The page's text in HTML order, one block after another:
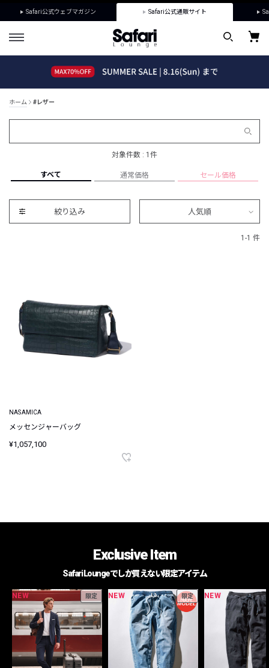
Safari公式ウェブマガジン Safari公式通販サイト
ホーム #レザー
対象件数 : 1件
すべて 通常価格 セール価格
絞り込み 人気順
1-1 件
NASAMICA
メッセンジャーバッグ
¥1,057,100
Exclusive Item
Safari Loungeでしか買えない限定アイテム
NEW 限定 NEW 限定 NEW